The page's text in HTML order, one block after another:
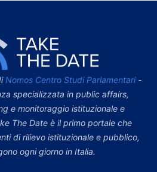
Nomos Centro Studi Parlamentari-
specializzata in public affairs,
e monitoraggio istituzionale e
The Date è il primo portale che
di rilievo istituzionale e pubblico,
ogni giorno in Italia.